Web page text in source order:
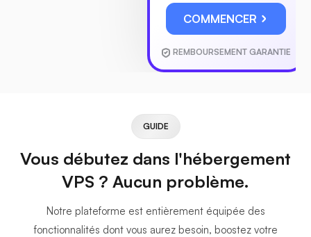
COMMENCER
REMBOURSEMENT GARANTIE
GUIDE
Vous débutez dans l'hébergement
VPS ? Aucun problème.
Notre plateforme est entièrement équipée des
fonctionnalités dont vous aurez besoin, boostez votre